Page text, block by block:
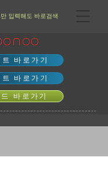
입력해도 바로검색
바로가기
바로가기
바로가기